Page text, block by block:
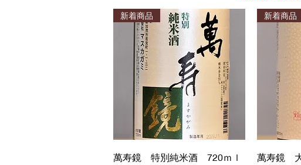
快速瀏覽
新着商品
萬寿鏡 特別純米酒 720ｍｌ
新着商品
萬寿鏡